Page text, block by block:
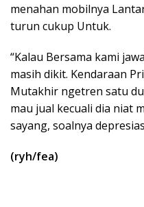
menahan mobilnya
turun cukup Untuk.
“Kalau Bersama kami
masih dikit. Kendaraan
Mutakhir ngetren satu
mau jual kecuali dia niat
sayang, soalnya
(ryh/fea)